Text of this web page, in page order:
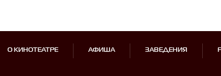
О КИНОТЕАТРЕ АФИША ЗАВЕДЕНИЯ